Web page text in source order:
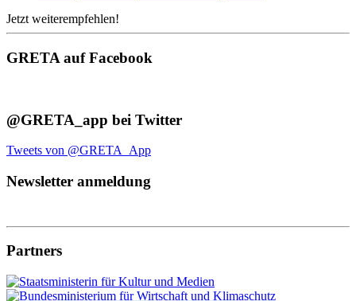
Jetzt weiterempfehlen!
GRETA auf Facebook
@GRETA_app bei Twitter
Tweets von @GRETA_App
Newsletter anmeldung
Partners